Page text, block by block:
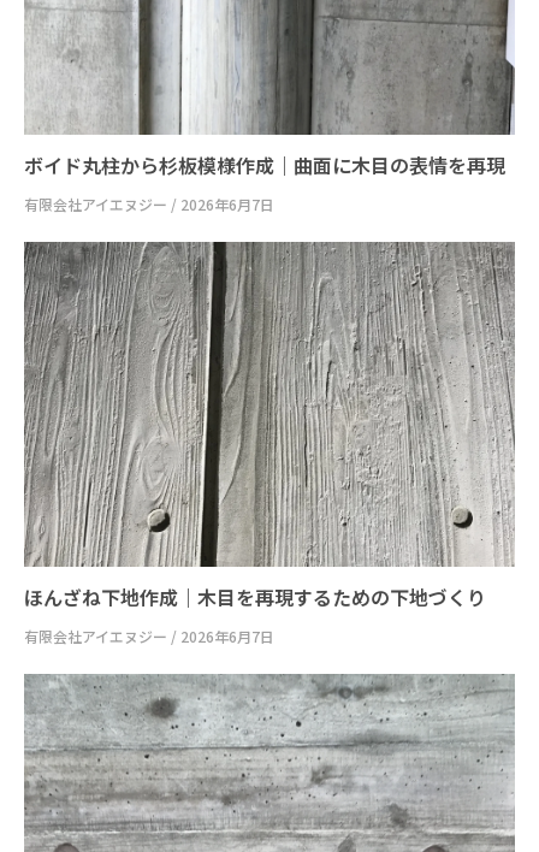
ボイド丸柱から杉板模様作成｜曲面に木目の表情を再現
有限会社アイエヌジー 2026年6月7日
ほんざね下地作成｜木目を再現するための下地づくり
有限会社アイエヌジー 2026年6月7日